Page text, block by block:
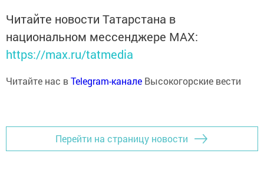
Читайте новости Татарстана в
национальном мессенджере MАХ:
https://max.ru/tatmedia
Читайте нас вTelegram-канале Высокогорские вести
Перейти на страницу новости